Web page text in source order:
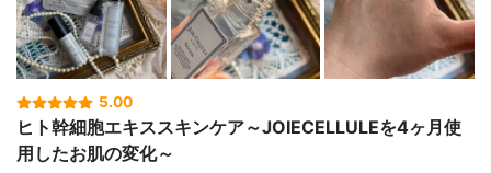
5.00
ヒト幹細胞エキススキンケア～JOIECELLULEを4ヶ月使
用したお肌の変化～